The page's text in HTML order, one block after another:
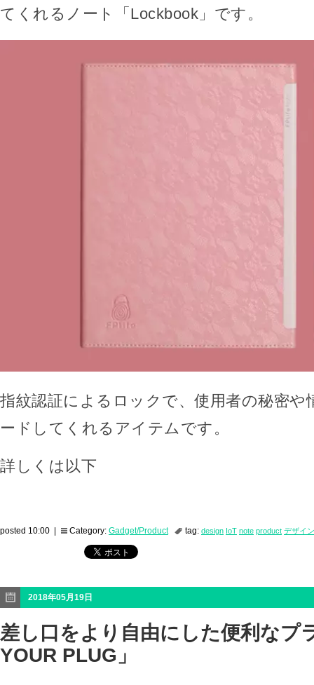
てくれるノート「Lockbook」です。
指紋認証によるロックで、使用者の秘密や
ードしてくれるアイテムです。
詳しくは以下
posted 10:00 | Category: Gadget/Product tag: design IoT note product デザイン
2018年05月19日
差し口をより自由にした便利なプ
YOUR PLUG」